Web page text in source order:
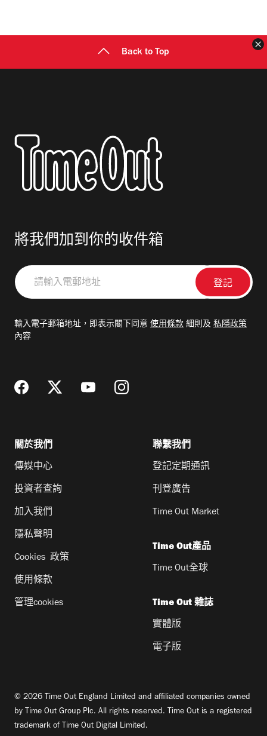
Back to Top
將我們加到你的收件箱
請
輸
郵
輸入電子郵箱地址，即表示閣下同意 使用條款 細則及 私隱政策
內容
關於我們
傳媒中心
投資者查詢
加入我們
隱私聲明
Cookies 政策
使用條款
管理cookies
聯繫我們
登記定期通訊
刊登廣告
Time Out Market
Time Out產品
Time Out全球
Time Out 雜誌
實體版
電子版
© 2026 Time Out England Limited and affiliated companies owned
by Time Out Group Plc. All rights reserved. Time Out is a registered
trademark of Time Out Digital Limited.